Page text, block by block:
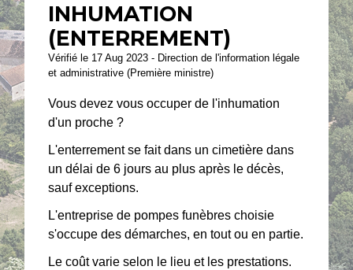
INHUMATION
(ENTERREMENT)
Vérifié le 17 Aug 2023 - Direction de l'information légale
et administrative (Première ministre)
Vous devez vous occuper de l'inhumation
d'un proche ?
L'enterrement se fait dans un cimetière dans
un délai de 6 jours au plus après le décès,
sauf exceptions.
L'entreprise de pompes funèbres choisie
s'occupe des démarches, en tout ou en partie.
Le coût varie selon le lieu et les prestations.